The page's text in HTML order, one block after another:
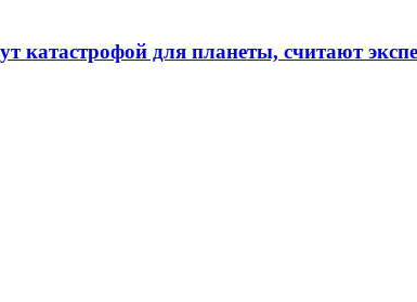
катастрофой для планеты, считают